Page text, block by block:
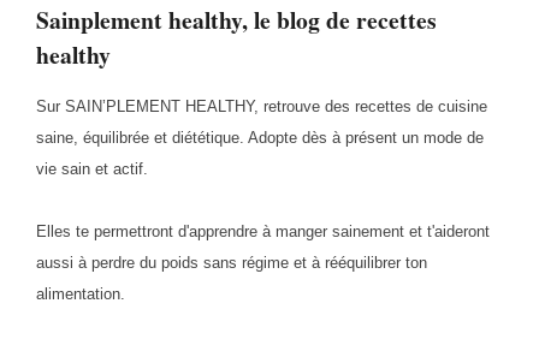
Sainplement healthy, le blog de recettes
healthy
Sur SAIN’PLEMENT HEALTHY, retrouve des recettes de cuisine
saine, équilibrée et diététique. Adopte dès à présent un mode de
vie sain et actif.
Elles te permettront d'apprendre à manger sainement et t'aideront
aussi à perdre du poids sans régime et à rééquilibrer ton
alimentation.